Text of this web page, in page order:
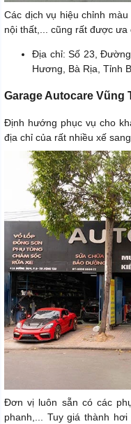
Các dịch vụ hiệu chỉnh
nội thất,... cũng rất được ưa
Địa chỉ: Số 23,
Hương, Bà Rịa, Tỉnh
Garage Autocare Vũng
Định hướng phục vụ cho
địa chỉ của rất nhiều xế
Đơn vị luôn sẵn có các
phanh,... Tuy giá thành